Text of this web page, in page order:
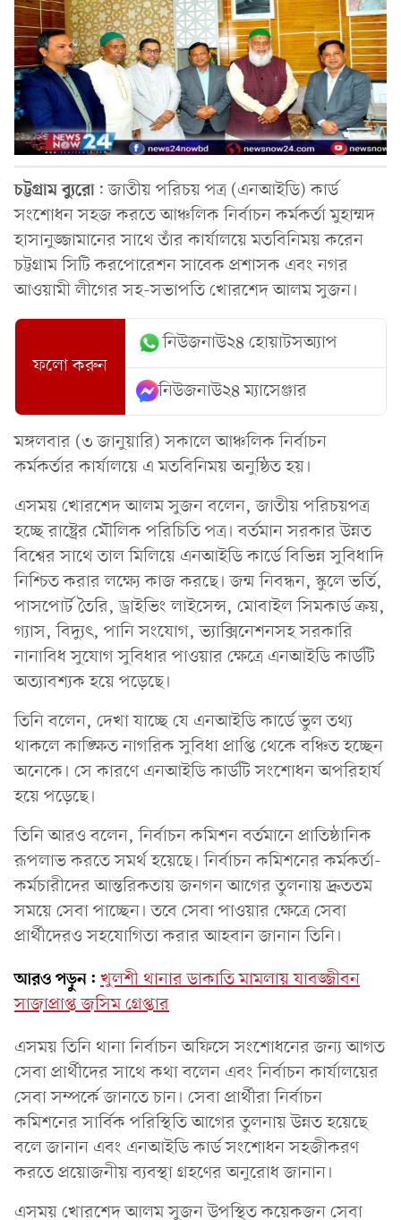
চট্টগ্রামব্যুরো : জাতীয় পরিচয় পত্র (এনআইডি) কার্ড
সংশোধন সহজ করতে আঞ্চলিক নির্বাচন কর্মকর্তা মুহাম্মদ
হাসানুজ্জামানের সাথে তাঁর কার্যালয়ে মতবিনিময় করেন
চট্টগ্রাম সিটি করপোরেশন সাবেক প্রশাসক এবং নগর
আওয়ামী লীগের সহ-সভাপতি খোরশেদ আলম সুজন।
ফলো করুন
নিউজনাউ২৪ হোয়াটসঅ্যাপ
নিউজনাউ২৪ ম্যাসেঞ্জার
মঙ্গলবার (৩ জানুয়ারি) সকালে আঞ্চলিক নির্বাচন
কর্মকর্তার কার্যালয়ে এ মতবিনিময় অনুষ্ঠিত হয়।
এসময় খোরশেদ আলম সুজন বলেন, জাতীয় পরিচয়পত্র
হচ্ছে রাষ্ট্রের মৌলিক পরিচিতি পত্র। বর্তমান সরকার উন্নত
বিশ্বের সাথে তাল মিলিয়ে এনআইডি কার্ডে বিভিন্ন সুবিধাদি
নিশ্চিত করার লক্ষ্যে কাজ করছে। জন্ম নিবন্ধন, স্কুলে ভর্তি,
পাসপোর্ট তৈরি, ড্রাইভিং লাইসেন্স, মোবাইল সিমকার্ড ক্রয়,
গ্যাস, বিদ্যুৎ, পানি সংযোগ, ভ্যাক্সিনেশনসহ সরকারি
নানাবিধ সুযোগ সুবিধার পাওয়ার ক্ষেত্রে এনআইডি কার্ডটি
অত্যাবশ্যক হয়ে পড়েছে।
তিনি বলেন, দেখা যাচ্ছে যে এনআইডি কার্ডে ভুল তথ্য
থাকলে কাঙ্ক্ষিত নাগরিক সুবিধা প্রাপ্তি থেকে বঞ্চিত হচ্ছেন
অনেকে। সে কারণে এনআইডি কার্ডটি সংশোধন অপরিহার্য
হয়ে পড়েছে।
তিনি আরও বলেন, নির্বাচন কমিশন বর্তমানে প্রাতিষ্ঠানিক
রূপলাভ করতে সমর্থ হয়েছে। নির্বাচন কমিশনের কর্মকর্তা-
কর্মচারীদের আন্তরিকতায় জনগন আগের তুলনায় দ্রুততম
সময়ে সেবা পাচ্ছেন। তবে সেবা পাওয়ার ক্ষেত্রে সেবা
প্রার্থীদেরও সহযোগিতা করার আহবান জানান তিনি।
আরও পড়ুন: খুলশী থানার ডাকাতি মামলায় যাবজ্জীবন
সাজাপ্রাপ্ত জসিম গ্রেপ্তার
এসময় তিনি থানা নির্বাচন অফিসে সংশোধনের জন্য আগত
সেবা প্রার্থীদের সাথে কথা বলেন এবং নির্বাচন কার্যালয়ের
সেবা সম্পর্কে জানতে চান। সেবা প্রার্থীরা নির্বাচন
কমিশনের সার্বিক পরিস্থিতি আগের তুলনায় উন্নত হয়েছে
বলে জানান এবং এনআইডি কার্ড সংশোধন সহজীকরণ
করতে প্রয়োজনীয় ব্যবস্থা গ্রহণের অনুরোধ জানান।
এসময় খোরশেদ আলম সুজন উপস্থিত কয়েকজন সেবা